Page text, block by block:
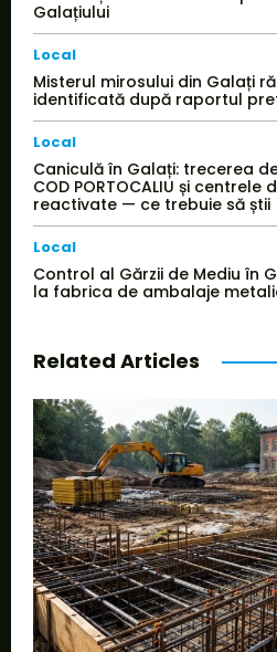
Galațiului
Local
Misterul mirosului din Galați
identificată după raportul
Local
Caniculă în Galați: trecerea de
COD PORTOCALIU și
reactivate — ce trebuie să știi
Local
Control al Gărzii de Mediu în
la fabrica de ambalaje
Related Articles